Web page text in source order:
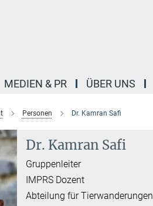
MEDIEN & PR ÜBER UNS
Personen Dr. Kamran Safi
Dr. Kamran Safi
Gruppenleiter
IMPRS Dozent
Abteilung für Tierwanderungen